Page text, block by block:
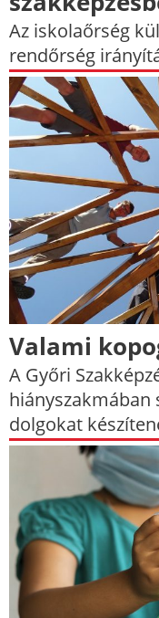
Az iskolaőrség
rendőrség
Valami
A Győri
hiányszakmában
dolgokat